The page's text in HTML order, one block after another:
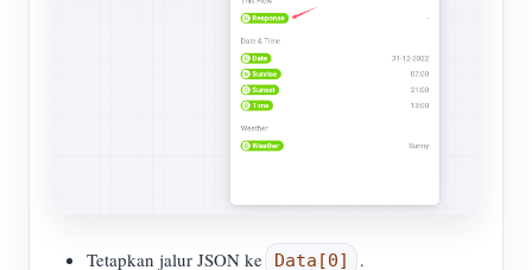
Tetapkan jalur JSON ke Data[0] .